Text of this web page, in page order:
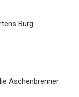
Burg
Aschenbrenner